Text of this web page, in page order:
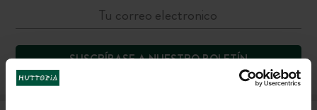
SUSCRÍBASE A NUESTRO BOLETÍN